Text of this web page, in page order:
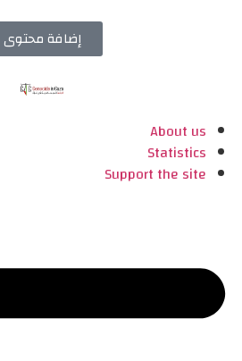
إضافة محتوى
About us
Statistics
Support the site